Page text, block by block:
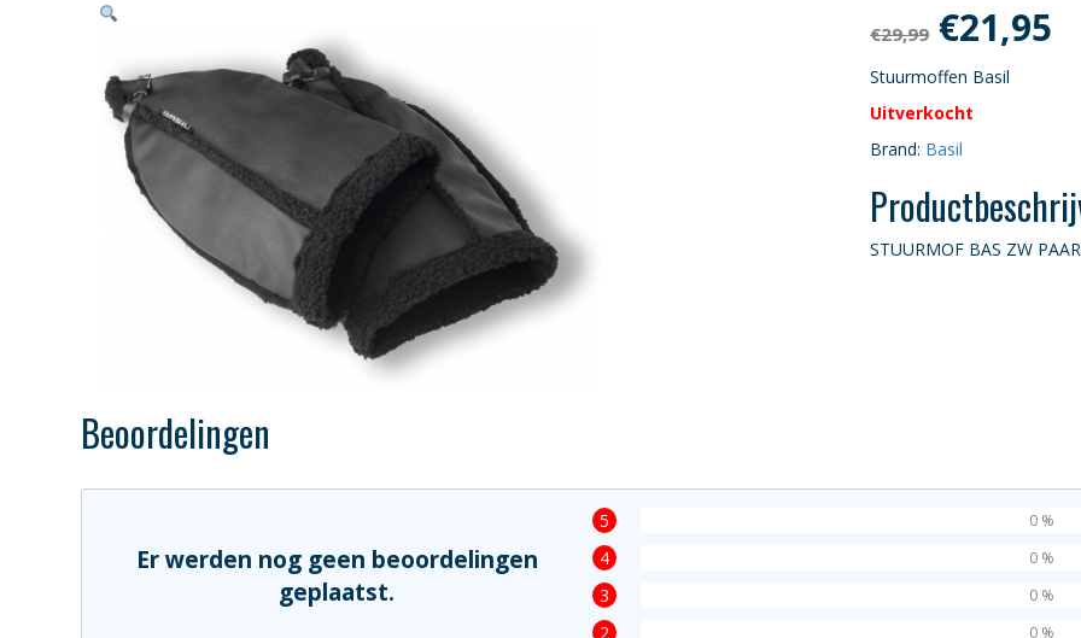
€29,99
prijs
was:
€21,95
Stuurmoffen Basil
Uitverkocht
Brand: Basil
STUURMOF BAS ZW PAAR
Beoordelingen
Er werden nog geen beoordelingen
geplaatst.
5 0 %
4 0 %
3 0 %
2 0 %